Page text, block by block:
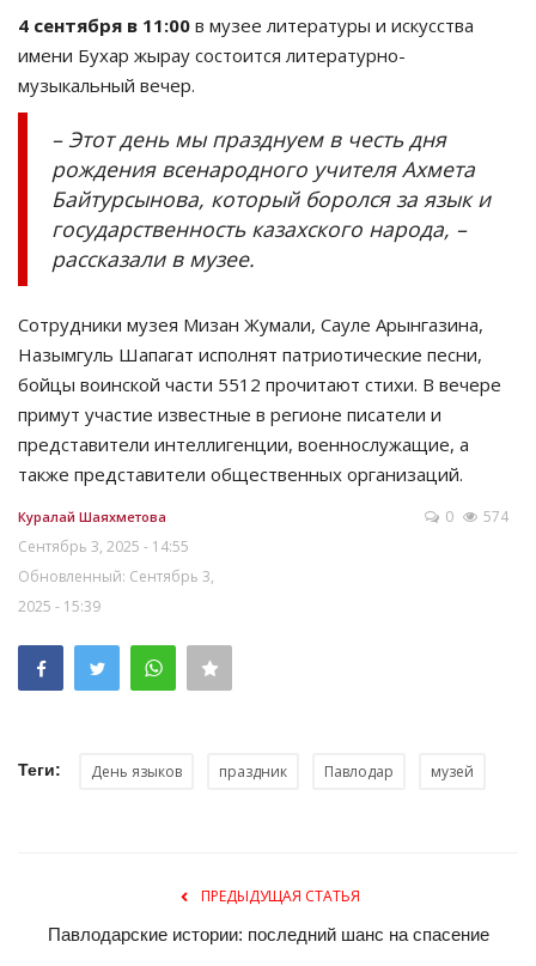
Қазақша Русский
4 сентября в 11:00 в музее литературы и искусства
имени Бухар жырау состоится литературно-
музыкальный вечер.
– Этот день мы празднуем в честь дня
рождения всенародного учителя Ахмета
Байтурсынова, который боролся за язык и
государственность казахского народа, –
рассказали в музее.
Сотрудники музея Мизан Жумали, Сауле Арынгазина,
Назымгуль Шапагат исполнят патриотические песни,
бойцы воинской части 5512 прочитают стихи. В вечере
примут участие известные в регионе писатели и
представители интеллигенции, военнослужащие, а
также представители общественных организаций.
Куралай Шаяхметова
Сентябрь 3, 2025 - 14:55
Обновленный: Сентябрь 3,
2025 - 15:39
0 574
Теги: День языков праздник Павлодар музей
ПРЕДЫДУЩАЯ СТАТЬЯ
Павлодарские истории: последний шанс на спасение